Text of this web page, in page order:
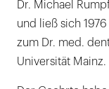
Dr. Michael
und ließ sich
zum Dr. med.
Universität Mainz.